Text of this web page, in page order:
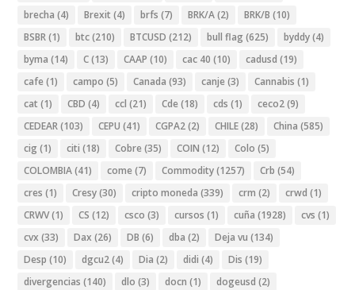
brecha (4) Brexit (4) brfs (7) BRK/A(2) BRK/B (10)
BSBR(1) btc(210) BTCUSD (212) bull flag (625) byddy(4)
byma (14) C(13) CAAP (10) cac 40 (10) cadusd (19)
cafe (1) campo (5) Canada (93) canje (3) Cannabis (1)
cat (1) CBD (4) ccl (21) Cde (18) cds (1) ceco2(9)
CEDEAR(103) CEPU (41) CGPA2(2) CHILE(28) China (585)
cig (1) citi (18) Cobre (35) COIN (12) Colo (5)
COLOMBIA(41) come (7) Commodity(1257) Crb (54)
cres (1) Cresy(30) cripto moneda (339) crm (2) crwd (1)
CRWV(1) CS (12) csco (3) cursos (1) cuña (1928) cvs (1)
cvx (33) Dax (26) DB (6) dba (2) Deja vu (134)
Desp (10) dgcu2(4) Dia (2) didi (4) Dis (19)
divergencias (140) dlo (3) docn (1) dogeusd (2)